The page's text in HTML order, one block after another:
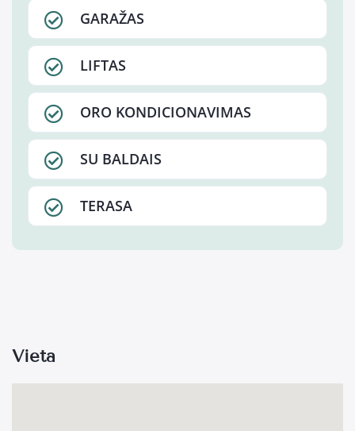
GARAŽAS
LIFTAS
ORO KONDICIONAVIMAS
SU BALDAIS
TERASA
Vieta